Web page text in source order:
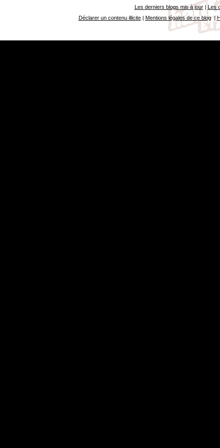
Les derniers blogs mis à jour| Les
Déclarer un contenu illicite| Mentions légales de ce blog|